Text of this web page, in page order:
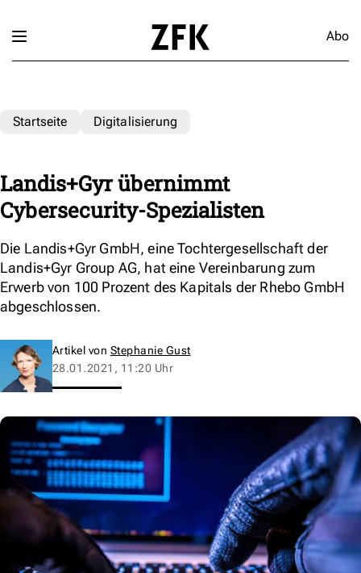
Abo
Startseite Digitalisierung
Landis+Gyr übernimmt
Cybersecurity-Spezialisten
Die Landis+Gyr GmbH, eine Tochtergesellschaft der
Landis+Gyr Group AG, hat eine Vereinbarung zum
Erwerb von 100 Prozent des Kapitals der Rhebo GmbH
abgeschlossen.
Artikel von Stephanie Gust
28.01.2021, 11:20 Uhr